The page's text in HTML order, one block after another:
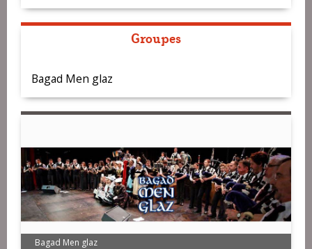
Groupes
Bagad Men glaz
Bagad Men glaz